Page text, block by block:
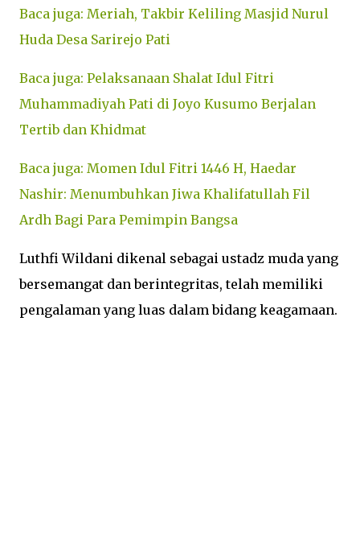
Baca juga: Meriah, Takbir Keliling Masjid Nurul
Huda Desa Sarirejo Pati
Baca juga: Pelaksanaan Shalat Idul Fitri
Muhammadiyah Pati di Joyo Kusumo Berjalan
Tertib dan Khidmat
Baca juga: Momen Idul Fitri 1446 H, Haedar
Nashir: Menumbuhkan Jiwa Khalifatullah Fil
Ardh Bagi Para Pemimpin Bangsa
Luthfi Wildani dikenal sebagai ustadz muda yang
bersemangat dan berintegritas, telah memiliki
pengalaman yang luas dalam bidang keagamaan.